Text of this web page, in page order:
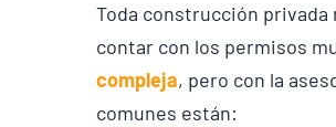
Toda construcción privada
contar con los permisos
compleja, pero con la
comunes están: